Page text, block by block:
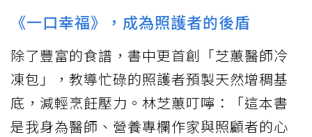
《一口幸福》，成為照護者的後盾
除了豐富的食譜，書中更首創「芝蕙醫師冷
凍包」，教導忙碌的照護者預製天然增稠基
底，減輕烹飪壓力。林芝蕙叮嚀：「這本書
是我身為醫師、營養專欄作家與照顧者的心